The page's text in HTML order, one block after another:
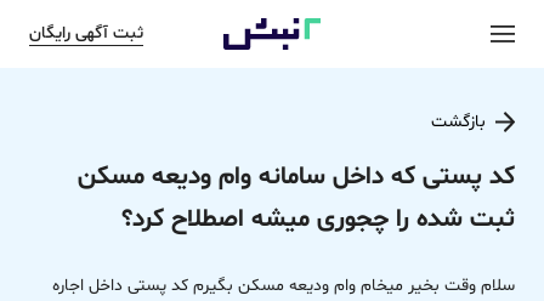
ثبت آگهی رایگان
بازگشت
کد پستی که داخل سامانه وام ودیعه مسکن
ثبت شده را چجوری میشه اصطلاح کرد؟
سلام وقت بخیر میخام وام ودیعه مسکن بگیرم کد پستی داخل اجاره